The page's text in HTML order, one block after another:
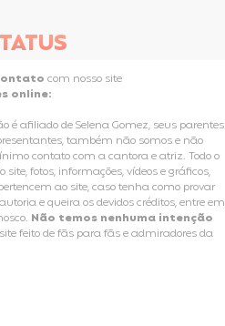
com nosso site
online:
é afiliado de Selena Gomez, seus parentes
também não somos e não
contato com a cantora e atriz. Todo o
site, fotos, informações, vídeos e gráficos,
ao site, caso tenha como provar
e queira os devidos créditos, entre em
Não temos nenhuma intenção
site feito de fãs para fãs e admiradores da